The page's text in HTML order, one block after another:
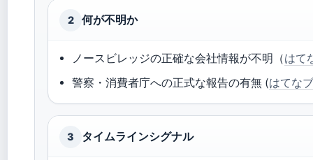
2 何が不明か
ノースビレッジの正確な会社情報が不明（はて
警察・消費者庁への正式な報告の有無 (はてな
3 タイムラインシグナル